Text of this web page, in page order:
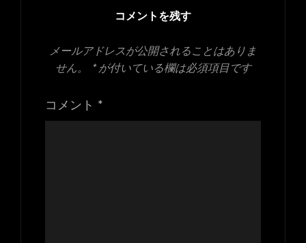
コメントを残す
メールアドレスが公開されることはありま
せん。
*が付いている欄は必須項目です
コメント *